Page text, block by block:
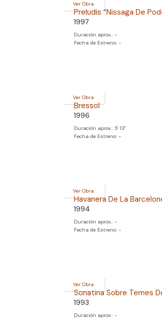
Ver Obra
Preludis “Nissaga De
1997
Duración aprox.: -
Fecha de Estreno: -
Ver Obra
Bressol
1996
Duración aprox.: 5' 13''
Fecha de Estreno: -
Ver Obra
Havanera De La
1994
Duración aprox.: -
Fecha de Estreno: -
Ver Obra
Sonatina Sobre Temes
1993
Duración aprox.: -